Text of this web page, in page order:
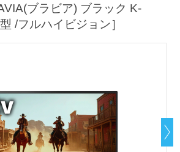
ブラビア) ブラック K-
/フルハイビジョン］